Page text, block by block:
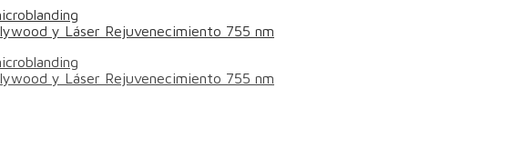
y Láser Rejuvenecimiento 755 nm
y Láser Rejuvenecimiento 755 nm